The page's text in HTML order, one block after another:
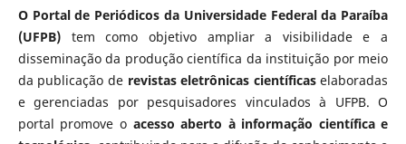
O Portal de Periódicos da Universidade Federal da Paraíba
(UFPB)tem como objetivo ampliar a visibilidade e a
disseminação da produção científica da instituição por meio
da publicação de revistas eletrônicas científicaselaboradas
e gerenciadas por pesquisadores vinculados à UFPB. O
portal promove o acesso aberto à informação científica e